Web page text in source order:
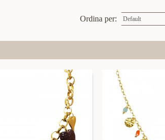
Ordina per: